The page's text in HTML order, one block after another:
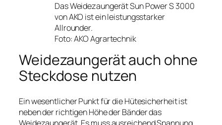
Das Weidezaungerät Sun Power S 3000
von AKO ist ein leistungsstarker
Allrounder.
Foto: AKO Agrartechnik
Weidezaungerät auch ohne
Steckdose nutzen
Ein wesentlicher Punkt für die Hütesicherheit ist
neben der richtigen Höhe der Bänder das